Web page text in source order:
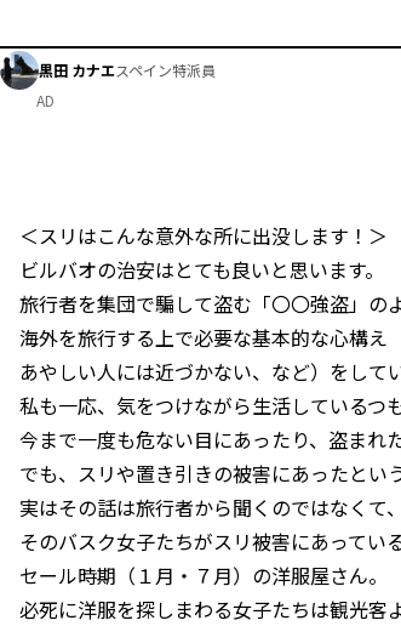
黒田 カナエスペイン特派員
AD
＜スリはこんな意外な所に出没します！＞
ビルバオの治安はとても良いと思います。
旅行者を集団で騙して盗む「〇〇強盗」の
海外を旅行する上で必要な基本的な心構え
あやしい人には近づかない、など）をして
私も一応、気をつけながら生活しているつ
今まで一度も危ない目にあったり、盗まれ
でも、スリや置き引きの被害にあったとい
実はその話は旅行者から聞くのではなくて
そのバスク女子たちがスリ被害にあってい
セール時期（１月・７月）の洋服屋さん。
必死に洋服を探しまわる女子たちは観光客